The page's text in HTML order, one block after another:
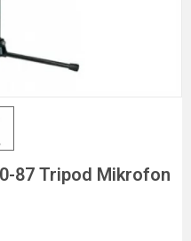
87 Tripod Mikrofon